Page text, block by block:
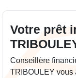
Votre prêt
Conseillère
TRIBOULEY vous